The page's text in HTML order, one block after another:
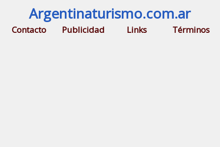
Argentinaturismo.com.ar
Contacto Publicidad Links Términos